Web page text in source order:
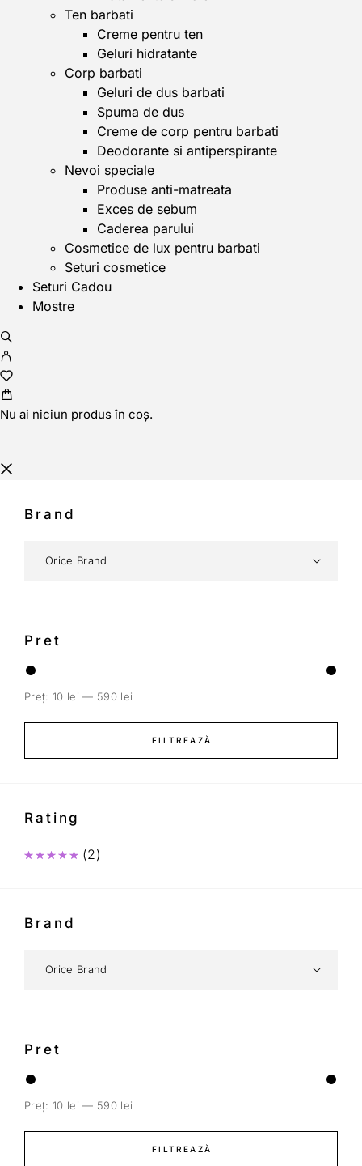
Ten barbati
Creme pentru ten
Geluri hidratante
Corp barbati
Geluri de dus barbati
Spuma de dus
Creme de corp pentru barbati
Deodorante si antiperspirante
Nevoi speciale
Produse anti-matreata
Exces de sebum
Caderea parului
Cosmetice de lux pentru barbati
Seturi cosmetice
Seturi Cadou
Mostre
Nu ai niciun produs în coș.
Brand
Pret
FILTREAZĂ
Preț: 10 lei — 590 lei
Rating
Evaluat la
(2)
Brand
Pret
FILTREAZĂ
Preț: 10 lei — 590 lei